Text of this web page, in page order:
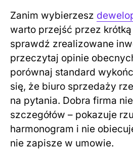
Zanim wybierzesz
warto przejść przez
sprawdź zrealizowane
przeczytaj opinie
porównaj standard
się, że biuro sprzedaży
na pytania. Dobra firma
szczegółów – pokazuje
harmonogram i nie
nie zapisze w umowie.